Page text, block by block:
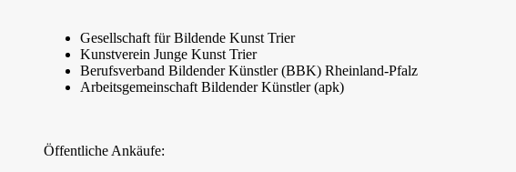
Gesellschaft für Bildende Kunst Trier
Kunstverein Junge Kunst Trier
Berufsverband Bildender Künstler (BBK) Rheinland-Pfalz
Arbeitsgemeinschaft Bildender Künstler (apk)
Öffentliche Ankäufe: